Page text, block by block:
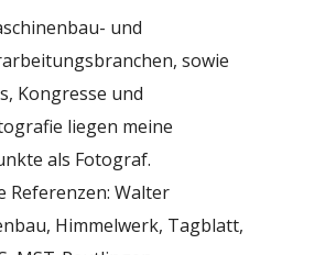
und
sowie
Kongresse und
liegen meine
als Fotograf.
Referenzen: Walter
Himmelwerk, Tagblatt,